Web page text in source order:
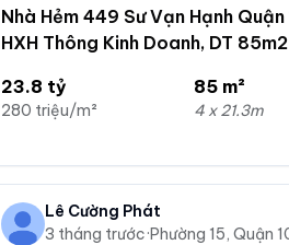
Nhà Hẻm 449 Sư Vạn Hạnh Quận
HXH Thông Kinh Doanh, DT
23.8 tỷ
280 triệu/m²
85 m²
4 x 21.3m
Lê Cường Phát
3 tháng trước·Phường 15, Quận